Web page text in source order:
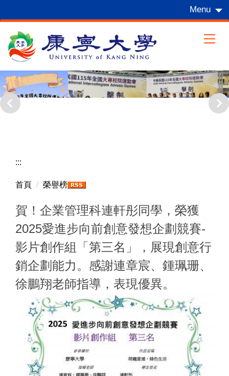
到
要
內
容
區
Menu
:::
首頁 榮譽榜
賀！企業管理科連軒彤同學，榮獲
2025愛進步向前創意發想企劃競賽-
影片創作組「第三名」，展現創意行
銷企劃能力。感謝連章宸、鍾珮珊、
徐鵬翔老師指導，表現優異。